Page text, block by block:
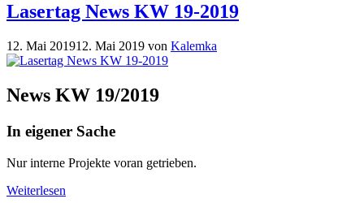
Lasertag News KW 19-2019
12. Mai 201912. Mai 2019 von Kalemka
News KW 19/2019
In eigener Sache
Nur interne Projekte voran getrieben.
Weiterlesen